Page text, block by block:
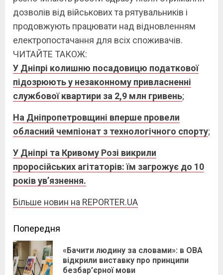
дозволів від військових та рятувальників і
продовжують працювати над відновленням
електропостачання для всіх споживачів.
ЧИТАЙТЕ ТАКОЖ:
У Дніпрі колишню посадовицю податкової
підозрюють у незаконному привласненні
службової квартири за 2,9 млн гривень;
На Дніпропетровщині вперше провели
обласний чемпіонат з технологічного спорту;
У Дніпрі та Кривому Розі викрили
проросійських агітаторів: їм загрожує до 10
років ув’язнення.
Більше новин на REPORTER.UA
Continue
Reading
Попередня
«Бачити людину за словами»: в ОВА
відкрили виставку про принципи
безбар’єрної мови